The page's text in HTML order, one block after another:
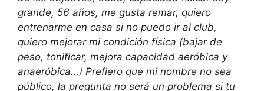
grande, 56 años, me gusta remar, quiero
entrenarme en casa si no puedo ir al club,
quiero mejorar mi condición física (bajar de
peso, tonificar, mejora capacidad aeróbica y
anaeróbica…) Prefiero que mi nombre no sea
público, la pregunta no será un problema si tu